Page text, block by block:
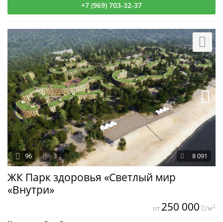
+7 (969) 703-32-37
ЖК Парк здоровья «Светлый мир
«Внутри»
8 091
96 3
от 250 000 /м2